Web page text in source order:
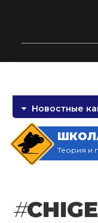
Новостные
Теория и
#